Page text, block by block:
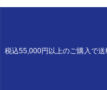
税込55,000円以上のご購入で